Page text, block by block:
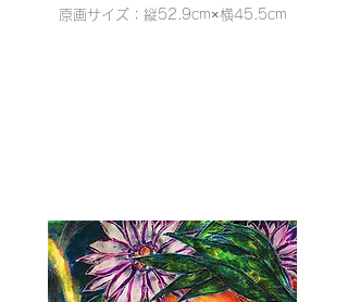
原画サイズ：縦52.9cm×横45 .5cm